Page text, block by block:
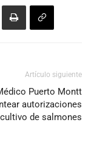
Artículo siguiente
Puerto Montt
autorizaciones
de salmones